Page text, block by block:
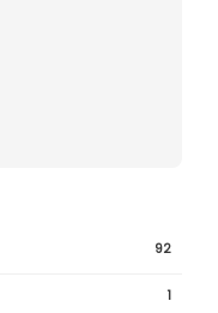
92
1